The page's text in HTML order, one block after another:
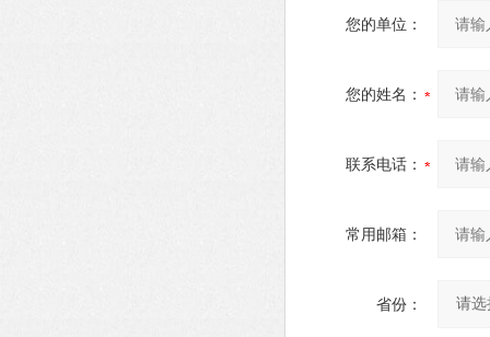
您的单位：
您的姓名：
联系电话：
常用邮箱：
省份：